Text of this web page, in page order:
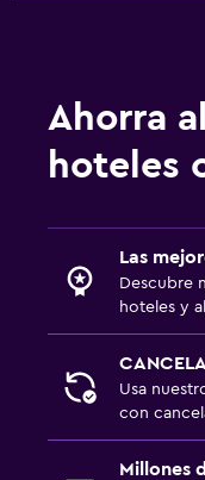
Ahorra
hoteles
Las
Descubre
hoteles y
Usa
con
Millones